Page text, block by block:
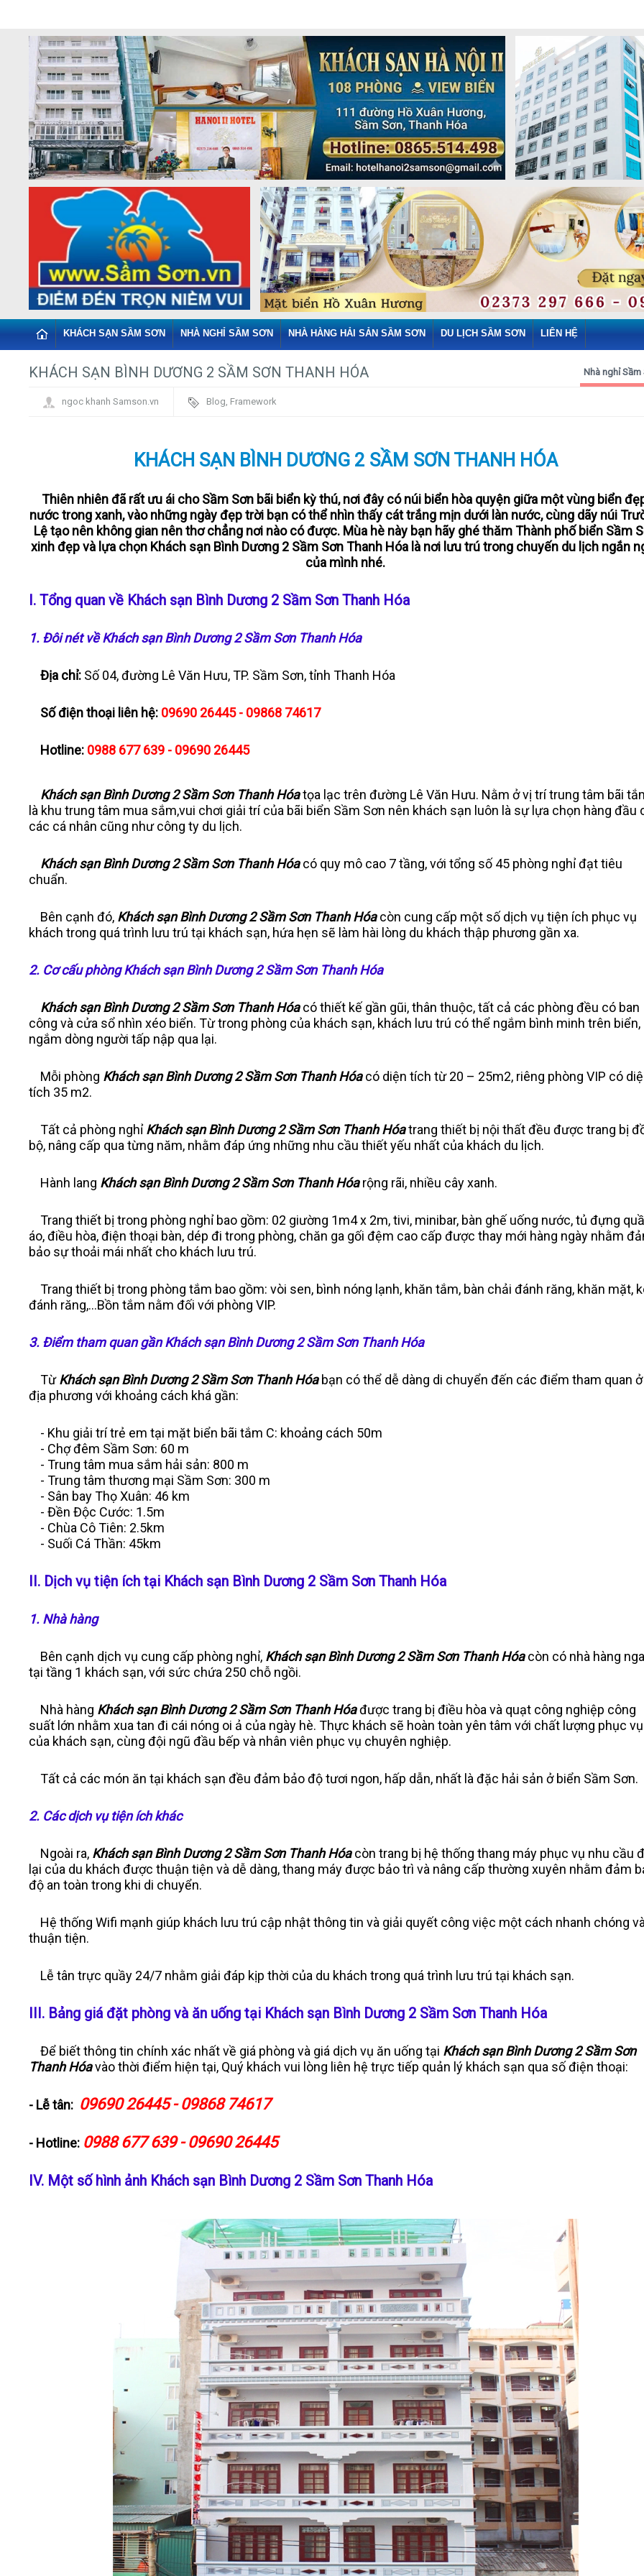
KHÁCH SẠN SẦM SƠN NHÀ NGHỈ SẦM SƠN NHÀ HÀNG HẢI SẢN SẦM SƠN DU LỊCH SẦM SƠN LIÊN HỆ
KHÁCH SẠN BÌNH DƯƠNG 2 SẦM SƠN THANH HÓA Nhà nghỉ Sầm
ngoc khanh Samson.vn Blog, Framework
KHÁCH SẠN BÌNH DƯƠNG 2 SẦM SƠN THANH HÓA
Thiên nhiên đã rất ưu ái cho Sầm Sơn bãi biển kỳ thú, nơi đây có núi biển hòa quyện giữa một vùng biển
nước trong xanh, vào những ngày đẹp trời bạn có thể nhìn thấy cát trắng mịn dưới làn nước, cùng dãy núi
Lệ tạo nên không gian nên thơ chẳng nơi nào có được. Mùa hè này bạn hãy ghé thăm Thành phố biển Sầm
xinh đẹp và lựa chọn Khách sạn Bình Dương 2 Sầm Sơn Thanh Hóa là nơi lưu trú trong chuyến du lịch ngắn
của mình nhé.
I. Tổng quan về Khách sạn Bình Dương 2 Sầm Sơn Thanh Hóa
1. Đôi nét về Khách sạn Bình Dương 2 Sầm Sơn Thanh Hóa
Địa chỉ: Số 04, đường Lê Văn Hưu, TP. Sầm Sơn, tỉnh Thanh Hóa
Số điện thoại liên hệ: 09690 26445 - 09868 74617
Hotline: 0988 677 639 - 09690 26445
Khách sạn Bình Dương 2 Sầm Sơn Thanh Hóatọa lạc trên đường Lê Văn Hưu. Nằm ở vị trí trung tâm bãi
là khu trung tâm mua sắm,vui chơi giải trí của bãi biển Sầm Sơn nên khách sạn luôn là sự lựa chọn hàng đầu
các cá nhân cũng như công ty du lịch.
Khách sạn Bình Dương 2 Sầm Sơn Thanh Hóacó quy mô cao 7 tầng, với tổng số 45 phòng nghỉ đạt tiêu
chuẩn.
Bên cạnh đó, Khách sạn Bình Dương 2 Sầm Sơn Thanh Hóacòn cung cấp một số dịch vụ tiện ích phục vụ
khách trong quá trình lưu trú tại khách sạn, hứa hẹn sẽ làm hài lòng du khách thập phương gần xa.
2. Cơ cấu phòng Khách sạn Bình Dương 2 Sầm Sơn Thanh Hóa
Khách sạn Bình Dương 2 Sầm Sơn Thanh Hóacó thiết kế gần gũi, thân thuộc, tất cả các phòng đều có ban
công và cửa sổ nhìn xéo biển. Từ trong phòng của khách sạn, khách lưu trú có thể ngắm bình minh trên biển,
ngắm dòng người tấp nập qua lại.
Mỗi phòng Khách sạn Bình Dương 2 Sầm Sơn Thanh Hóacó diện tích từ 20 – 25m2, riêng phòng VIP có
tích 35 m2.
Tất cả phòng nghỉ Khách sạn Bình Dương 2 Sầm Sơn Thanh Hóatrang thiết bị nội thất đều được trang bị
bộ, nâng cấp qua từng năm, nhằm đáp ứng những nhu cầu thiết yếu nhất của khách du lịch.
Hành lang Khách sạn Bình Dương 2 Sầm Sơn Thanh Hóarộng rãi, nhiều cây xanh.
Trang thiết bị trong phòng nghỉ bao gồm: 02 giường 1m4 x 2m, tivi, minibar, bàn ghế uống nước, tủ đựng
áo, điều hòa, điện thoại bàn, dép đi trong phòng, chăn ga gối đệm cao cấp được thay mới hàng ngày nhằm
bảo sự thoải mái nhất cho khách lưu trú.
Trang thiết bị trong phòng tắm bao gồm: vòi sen, bình nóng lạnh, khăn tắm, bàn chải đánh răng, khăn mặt,
đánh răng,…Bồn tắm nằm đối với phòng VIP.
3. Điểm tham quan gần Khách sạn Bình Dương 2 Sầm Sơn Thanh Hóa
TừKhách sạn Bình Dương 2 Sầm Sơn Thanh Hóabạn có thể dễ dàng di chuyển đến các điểm tham quan ở
địa phương với khoảng cách khá gần:
- Khu giải trí trẻ em tại mặt biển bãi tắm C: khoảng cách 50m
- Chợ đêm Sầm Sơn: 60 m
- Trung tâm mua sắm hải sản: 800 m
- Trung tâm thương mại Sầm Sơn: 300 m
- Sân bay Thọ Xuân: 46 km
- Đền Độc Cước: 1.5m
- Chùa Cô Tiên: 2.5km
- Suối Cá Thần: 45km
II. Dịch vụ tiện ích tại Khách sạn Bình Dương 2 Sầm Sơn Thanh Hóa
1. Nhà hàng
Bên cạnh dịch vụ cung cấp phòng nghỉ, Khách sạn Bình Dương 2 Sầm Sơn Thanh Hóacòn có nhà hàng
tại tầng 1 khách sạn, với sức chứa 250 chỗ ngồi.
Nhà hàng Khách sạn Bình Dương 2 Sầm Sơn Thanh Hóađược trang bị điều hòa và quạt công nghiệp công
suất lớn nhằm xua tan đi cái nóng oi ả của ngày hè. Thực khách sẽ hoàn toàn yên tâm với chất lượng phục vụ
của khách sạn, cùng đội ngũ đầu bếp và nhân viên phục vụ chuyên nghiệp.
Tất cả các món ăn tại khách sạn đều đảm bảo độ tươi ngon, hấp dẫn, nhất là đặc hải sản ở biển Sầm Sơn.
2. Các dịch vụ tiện ích khác
Ngoài ra, Khách sạn Bình Dương 2 Sầm Sơn Thanh Hóacòn trang bị hệ thống thang máy phục vụ nhu cầu
lại của du khách được thuận tiện và dễ dàng, thang máy được bảo trì và nâng cấp thường xuyên nhằm đảm
độ an toàn trong khi di chuyển.
Hệ thống Wifi mạnh giúp khách lưu trú cập nhật thông tin và giải quyết công việc một cách nhanh chóng
thuận tiện.
Lễ tân trực quầy 24/7 nhằm giải đáp kịp thời của du khách trong quá trình lưu trú tại khách sạn.
III. Bảng giá đặt phòng và ăn uống tại Khách sạn Bình Dương 2 Sầm Sơn Thanh Hóa
Để biết thông tin chính xác nhất về giá phòng và giá dịch vụ ăn uống tại Khách sạn Bình Dương 2 Sầm Sơn
Thanh Hóavào thời điểm hiện tại, Quý khách vui lòng liên hệ trực tiếp quản lý khách sạn qua số điện thoại:
- Lễ tân: 09690 26445 - 09868 74617
- Hotline: 0988 677 639 - 09690 26445
IV. Một số hình ảnh Khách sạn Bình Dương 2 Sầm Sơn Thanh Hóa